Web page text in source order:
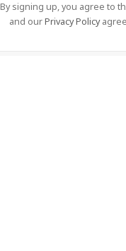
By signing up, you agree to
and ourPrivacy Policy